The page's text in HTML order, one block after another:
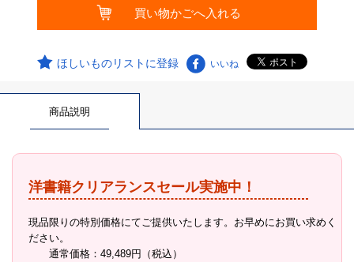
ほしいものリストに登録 いいね
商品説明
洋書籍クリアランスセール実施中！
現品限りの特別価格にてご提供いたします。お早めにお買い求めく
ださい。
通常価格：49,489円（税込）